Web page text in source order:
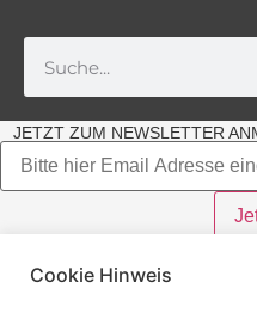
Cookie Hinweis
JETZT ZUM NEWSLETTER